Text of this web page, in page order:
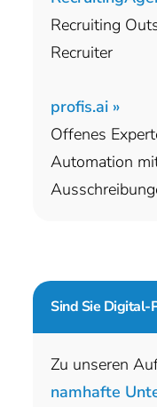
Recruiting
Recruiter
profis.ai »
Offenes
Automation
Sind Sie Digital-
Zu unseren
namhafte